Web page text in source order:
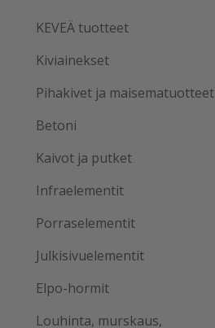
KEVEÄ tuotteet
Kiviainekset
Pihakivet ja maisematuotteet
Betoni
Kaivot ja putket
Infraelementit
Porraselementit
Julkisivuelementit
Elpo-hormit
Louhinta, murskaus,